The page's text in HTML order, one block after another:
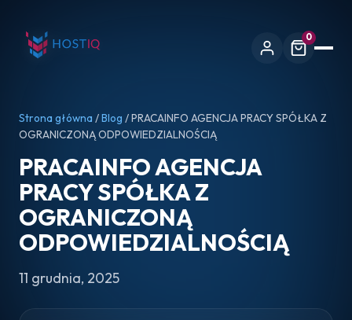
0
Strona główna /Blog / PRACAINFO AGENCJA PRACY SPÓŁKA Z
OGRANICZONĄ ODPOWIEDZIALNOŚCIĄ
PRACAINFO AGENCJA
PRACY SPÓŁKA Z
OGRANICZONĄ
ODPOWIEDZIALNOŚCIĄ
11 grudnia, 2025